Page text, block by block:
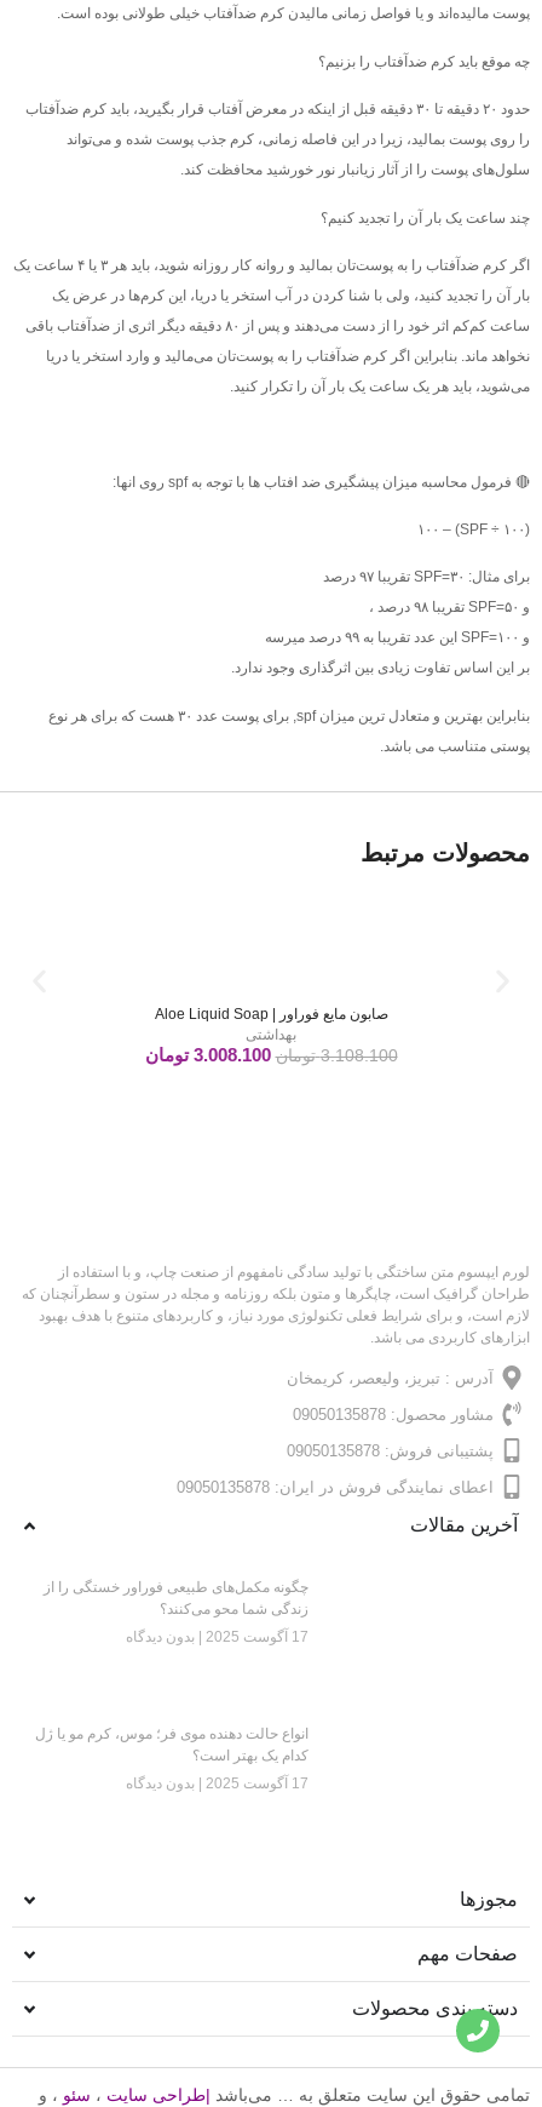
پوست مالیده‌اند و یا فواصل زمانی مالیدن کرم ضدآفتاب خیلی طولانی بوده است.
چه موقع باید کرم ضدآفتاب را بزنیم؟
حدود ۲۰ دقیقه تا ۳۰ دقیقه قبل از اینکه در معرض آفتاب قرار بگیرید، باید کرم‌ ضدآفتاب
را روی پوست بمالید، زیرا در این فاصله زمانی، کرم جذب پوست شده و می‌تواند
سلول‌های پوست را از آثار زیانبار نور خورشید محافظت کند.
چند ساعت یک بار آن را تجدید کنیم؟
اگر کرم ضدآفتاب را به پوست‌تان بمالید و روانه کار روزانه شوید، باید هر ۳ یا ۴ ساعت یک
بار آن را تجدید کنید، ولی با شنا کردن در آب استخر یا دریا، این کرم‌ها در عرض یک
ساعت کم‌کم اثر خود را از دست می‌دهند و پس از ۸۰ دقیقه دیگر اثری از ضدآفتاب باقی
نخواهد ماند. بنابراین اگر کرم ضدآفتاب را به پوست‌تان می‌مالید و وارد استخر یا دریا
می‌شوید، باید هر یک ساعت یک بار آن را تکرار کنید.
🔴 فرمول محاسبه میزان پیشگیری ضد افتاب ها با توجه به spf روی انها:
(SPF ÷ ۱۰۰) – ۱۰۰
برای مثال: SPF=۳۰ تقریبا ٩٧ درصد
و SPF=۵۰ تقریبا ٩٨ درصد ،
و SPF=۱۰۰ این عدد تقریبا به ٩٩ درصد میرسه
بر این اساس تفاوت زیادى بین اثرگذاری وجود ندارد.
بنابراین بهترین و متعادل ترین میزان spf, برای پوست عدد ۳۰ هست که برای هر نوع
پوستی متناسب می باشد.
محصولات مرتبط
صابون مایع فوراور | Aloe Liquid Soap
بهداشتی
3.108.100 تومان 3.008.100 تومان
لورم ایپسوم متن ساختگی با تولید سادگی نامفهوم از صنعت چاپ، و با استفاده از
طراحان گرافیک است، چاپگرها و متون بلکه روزنامه و مجله در ستون و سطرآنچنان که
لازم است، و برای شرایط فعلی تکنولوژی مورد نیاز، و کاربردهای متنوع با هدف بهبود
ابزارهای کاربردی می باشد.
آدرس : تبریز، ولیعصر، کریمخان
مشاور محصول: 09050135878
پشتیبانی فروش: 09050135878
اعطای نمایندگی فروش در ایران: 09050135878
آخرین مقالات
چگونه مکمل‌های طبیعی فوراور خستگی را از
زندگی شما محو می‌کنند؟
17 آگوست 2025
بدون دیدگاه
انواع حالت دهنده موی فر؛ موس، کرم مو یا ژل
کدام یک بهتر است؟
17 آگوست 2025
بدون دیدگاه
مجوزها
صفحات مهم
دسته بندی محصولات
تمامی حقوق این سایت متعلق به … می‌باشد |طراحی سایت ، سئو ، و